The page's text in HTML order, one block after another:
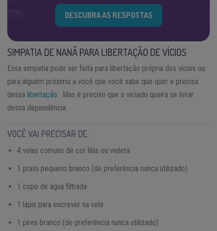
DESCUBRA AS RESPOSTAS
SIMPATIA DE NANÃ PARA LIBERTAÇÃO DE VÍCIOS
Essa simpatia pode ser feita para libertação própria dos vícios ou
para alguém próximo a você que você sabe que quer e precisa
dessa libertação . Mas é preciso que o viciado queira se livrar
dessa dependência.
VOCÊ VAI PRECISAR DE:
4 velas comuns de cor lilás ou violeta
1 prato pequeno branco (de preferência nunca utilizado)
1 copo de água filtrada
1 lápis para escrever na vela
1 pires branco (de preferência nunca utilizado)